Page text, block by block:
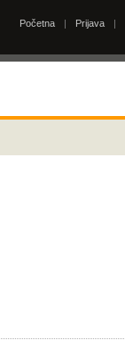
Početna | Prijava |